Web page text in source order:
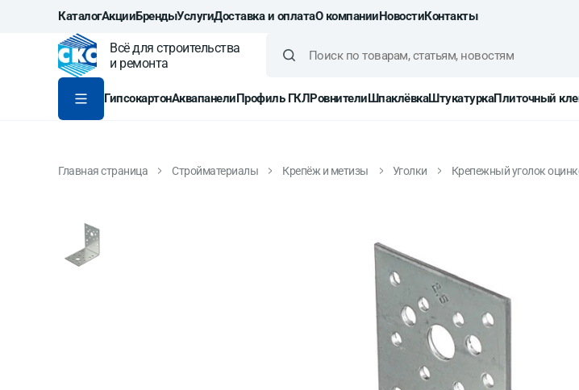
КаталогАкцииБрендыУслугиДоставка и оплатаО компанииНовостиКонтакты
Всё для строительства
и ремонта
ГипсокартонАквапанелиПрофиль ГКЛРовнителиШпаклёвкаШтукатуркаПлиточный
Главная страница Стройматериалы Крепёж и метизы Уголки Крепежный уголок